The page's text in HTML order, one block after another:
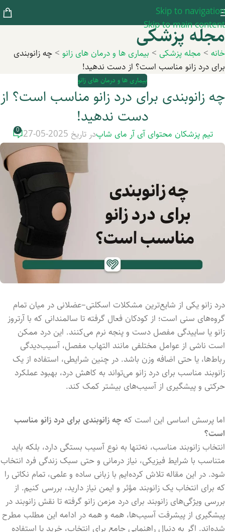
Skip to navigation
Skip to main content
مجله پزشکی
خانه > مجله پزشکی > بیماری ها و درمان های زانو > چه زانوبندی
برای درد زانو مناسب است؟ از دست ندهید!
بیماری ها و درمان های زانو
چه زانوبندی برای درد زانو مناسب است؟ از
دست ندهید!
تیم پزشکان محتوای آی آر مای شاپدر تاریخ 2025-05-27 0
درد زانو یکی از شایع‌ترین مشکلات اسکلتی–عضلانی در میان تمام
گروه‌های سنی است؛ از کودکان فعال گرفته تا سالمندانی که با آرتروز
زانو یا ساییدگی مفصل دست و پنجه نرم می‌کنند. این درد ممکن
است ناشی از عوامل مختلفی مانند التهاب مفصل، آسیب‌دیدگی
رباط‌ها، یا حتی اضافه وزن باشد. در چنین شرایطی، استفاده از یک
زانوبند مناسب برای درد زانو می‌تواند به کاهش درد، بهبود عملکرد
حرکتی و پیشگیری از آسیب‌های بیشتر کمک کند.
اما پرسش اساسی این است کهچه زانوبندی برای درد زانو مناسب
است؟
انتخاب زانوبند مناسب، نه‌تنها به نوع آسیب بستگی دارد، بلکه باید
متناسب با شرایط فیزیکی، نیاز درمانی و حتی سبک زندگی فرد انتخاب
شود. در این مقاله تلاش کرده‌ایم با زبانی ساده و علمی، تمام نکاتی را
که برای انتخاب یک زانوبند مؤثر و ایمن نیاز دارید، بررسی کنیم. از
بررسی ویژگی‌های زانوبند برای درد مزمن زانو گرفته تا نقش زانوبند در
پیشگیری از پیشرفت آسیب‌ها، همه و همه در ادامه این مطلب مطرح
شده‌اند. اگر به دنبال راهنمایی جامع برای انتخاب، خرید یا استفاده